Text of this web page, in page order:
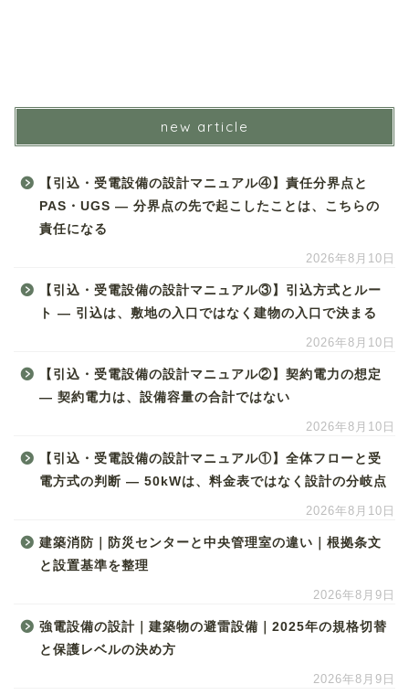
new article
【引込・受電設備の設計マニュアル④】責任分界点と
PAS・UGS ― 分界点の先で起こしたことは、こちらの
責任になる
2026年8月10日
【引込・受電設備の設計マニュアル③】引込方式とルー
ト ― 引込は、敷地の入口ではなく建物の入口で決まる
2026年8月10日
【引込・受電設備の設計マニュアル②】契約電力の想定
― 契約電力は、設備容量の合計ではない
2026年8月10日
【引込・受電設備の設計マニュアル①】全体フローと受
電方式の判断 ― 50kWは、料金表ではなく設計の分岐点
2026年8月10日
建築消防｜防災センターと中央管理室の違い｜根拠条文
と設置基準を整理
2026年8月9日
強電設備の設計｜建築物の避雷設備｜2025年の規格切替
と保護レベルの決め方
2026年8月9日